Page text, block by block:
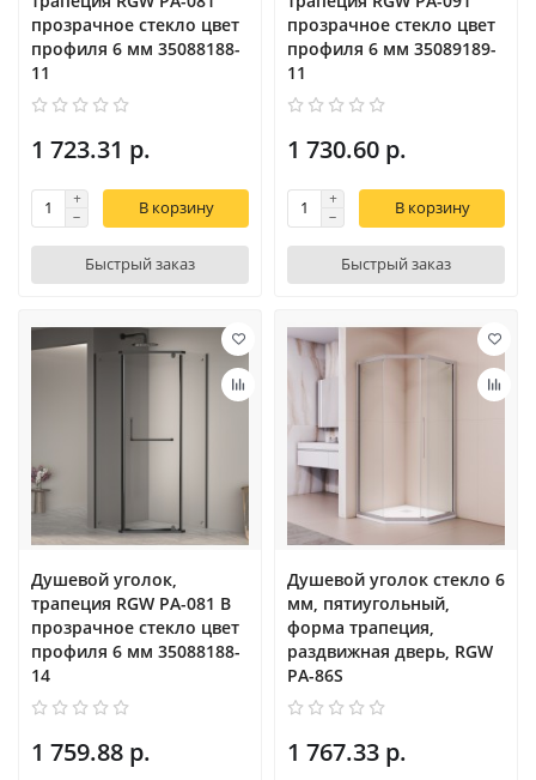
прозрачное cтекло цвет
профиля 6 мм 35088188-
11
1 723.31 р.
В корзину
Быстрый заказ
прозрачное cтекло цвет
профиля 6 мм 35089189-
11
1 730.60 р.
В корзину
Быстрый заказ
Душевой уголок,
трапеция RGW PA-081 B
прозрачное cтекло цвет
профиля 6 мм 35088188-
14
1 759.88 р.
Душевой уголок стекло 6
мм, пятиугольный,
форма трапеция,
раздвижная дверь, RGW
PA-86S
1 767.33 р.